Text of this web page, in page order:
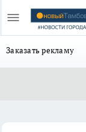
Заказать рекламу